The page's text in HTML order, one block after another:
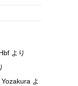
より
Yozakura よ